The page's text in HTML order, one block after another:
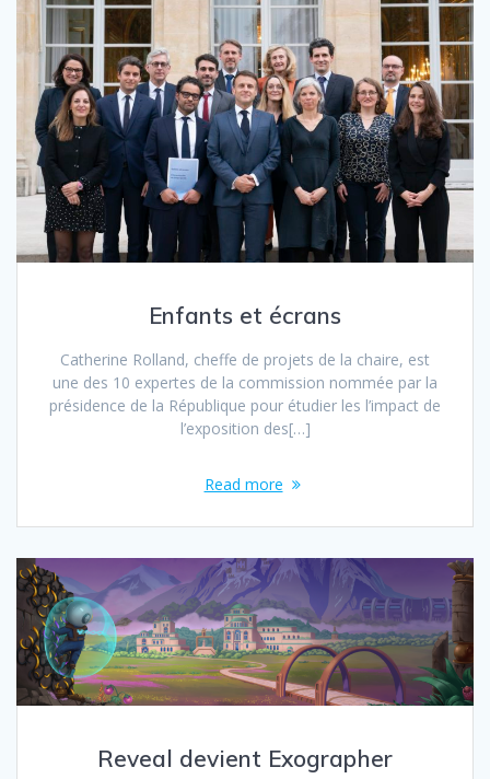
Enfants et écrans
Catherine Rolland, cheffe de projets de la chaire, est
une des 10 expertes de la commission nommée par la
présidence de la République pour étudier les l’impact de
l’exposition des[…]
Read more
Reveal devient Exographer